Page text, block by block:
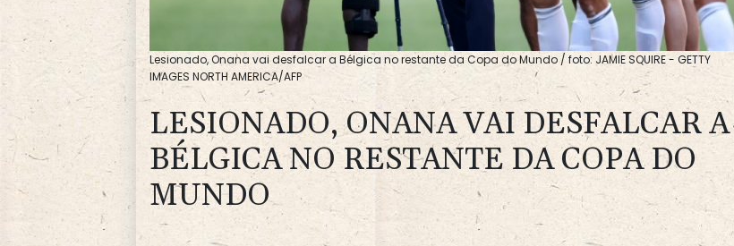
Lesionado, Onana vai desfalcar a Bélgica no restante da Copa do Mundo / foto: JAMIE SQUIRE - GETTY
IMAGES NORTH AMERICA/AFP
LESIONADO, ONANA VAI DESFALCAR A
BÉLGICA NO RESTANTE DA COPA DO
MUNDO